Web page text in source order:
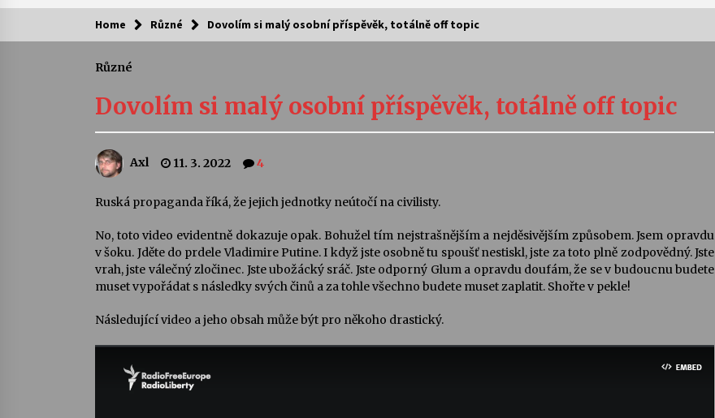
Kam za kulturou?
Camerata a Sukuba Ensemble
4. 8. 2026
Stávám se kapkou
30. 7. 2026
Pozvánka na integrační festival
Quijotova šedesátka: 28. 7.–1. 8.
28. 7. 2026
Letní koncerty ve Stromovce: Rufus
Miller
22. 7. 2026
Vysočinka
17. 7. 2026
Želivě ožije odkaz Josefa Čapka
Home Různé Dovolím si malý osobní příspěvěk, totálně off topic
Různé
Dovolím si malý osobní příspěvěk, totálně off topic
Axl 11. 3. 2022 4
Ruská propaganda říká, že jejich jednotky neútočí na civilisty.
No, toto video evidentně dokazuje opak. Bohužel tím nejstrašnějším a nejděsivějším způsobem. Jsem opravdu
v šoku. Jděte do prdele Vladimire Putine. I když jste osobně tu spoušť nestiskl, jste za toto plně zodpovědný. Jste
vrah, jste válečný zločinec. Jste ubožácký sráč. Jste odporný Glum a opravdu doufám, že se v budoucnu budete
muset vypořádat s následky svých činů a za tohle všechno budete muset zaplatit. Shořte v pekle!
Následující video a jeho obsah může být pro někoho drastický.